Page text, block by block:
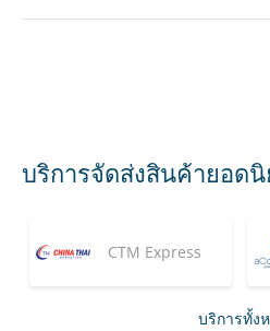
บริการจัดส่งสินค้ายอด
CTM Express
บริการทั้ง